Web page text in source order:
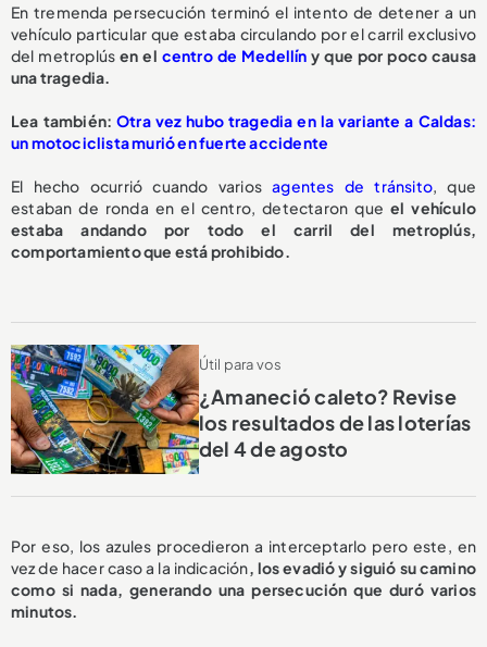
En tremenda persecución terminó el intento de detener a un
vehículo particular que estaba circulando por el carril exclusivo
del metroplúsen el centro de Medellín y que por poco causa
una tragedia.
Lea también: Otra vez hubo tragedia en la variante a Caldas:
un motociclista murió en fuerte accidente
El hecho ocurrió cuando variosagentes de tránsito , que
estaban de ronda en el centro, detectaron que el vehículo
estaba andando por todo el carril del metroplús,
comportamiento que está prohibido.
Útil para vos
¿Amaneció caleto? Revise
los resultados de las loterías
del 4 de agosto
Por eso, los azules procedieron a interceptarlo pero este, en
vez de hacer caso a la indicación, los evadió y siguió su camino
como si nada, generando una persecución que duró varios
minutos.